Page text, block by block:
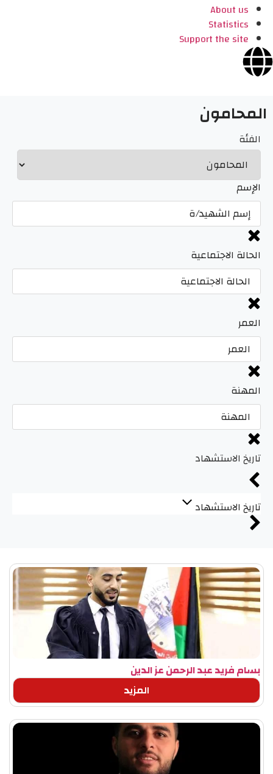
About us
Statistics
Support the site
المحامون
الفئة
الإسم
الحالة الاجتماعية
العمر
المهنة
تاريخ الاستشهاد
تاريخ الاستشهاد
بسام فريد عبد الرحمن عز الدين
المزيد